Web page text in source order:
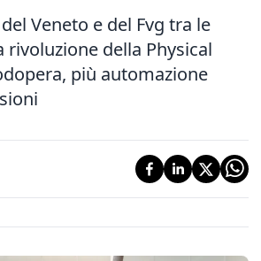
Veneto e del Fvg tra le
rivoluzione della Physical
più automazione